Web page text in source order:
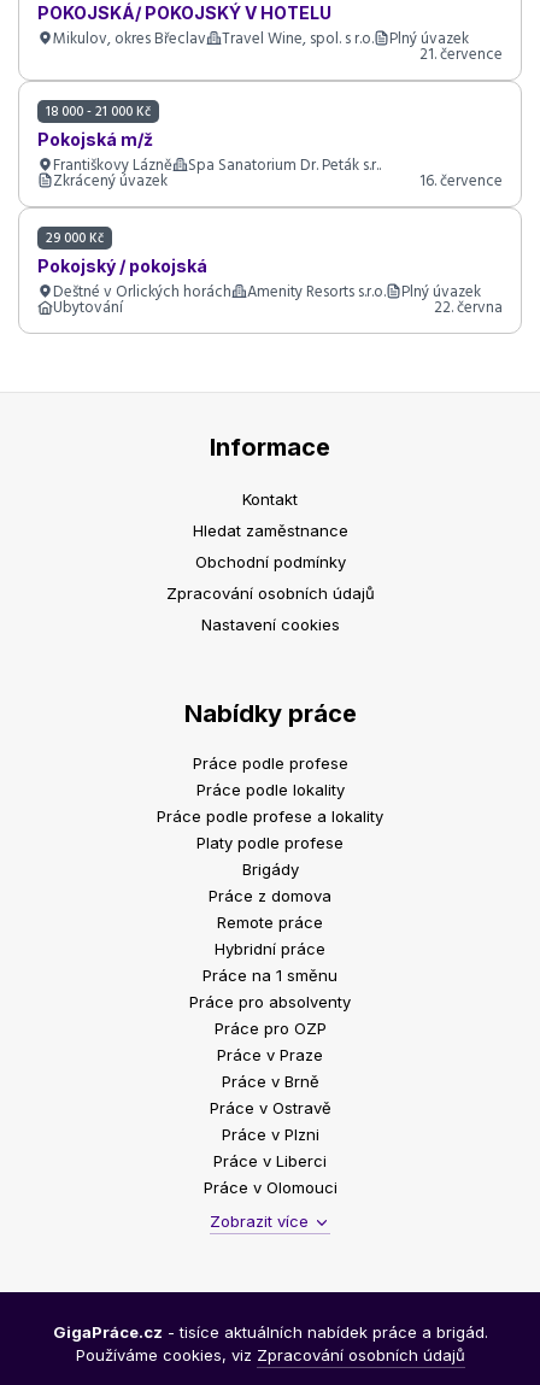
POKOJSKÁ/ POKOJSKÝ V HOTELU
Mikulov, okres Břeclav Travel Wine, spol. s r.o. Plný úvazek
21. července
18 000 - 21 000 Kč
Pokojská m/ž
Františkovy Lázně Spa Sanatorium Dr. Peták s.r..
Zkrácený úvazek 16. července
29 000 Kč
Pokojský / pokojská
Deštné v Orlických horách Amenity Resorts s.r.o. Plný úvazek
Ubytování 22. června
Informace
Kontakt
Hledat zaměstnance
Obchodní podmínky
Zpracování osobních údajů
Nastavení cookies
Nabídky práce
Práce podle profese
Práce podle lokality
Práce podle profese a lokality
Platy podle profese
Brigády
Práce z domova
Remote práce
Hybridní práce
Práce na 1 směnu
Práce pro absolventy
Práce pro OZP
Práce v Praze
Práce v Brně
Práce v Ostravě
Práce v Plzni
Práce v Liberci
Práce v Olomouci
Zobrazit více
GigaPráce.cz - tisíce aktuálních nabídek práce a brigád.
Používáme cookies, viz Zpracování osobních údajů